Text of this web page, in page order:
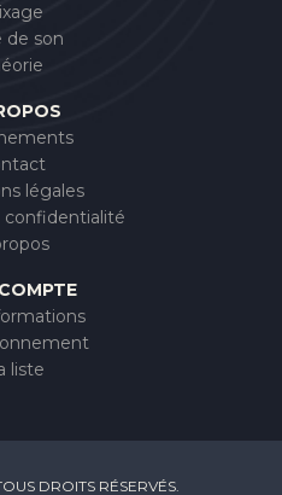
de son
légales
confidentialité
liste
DROITS RÉSERVÉS.